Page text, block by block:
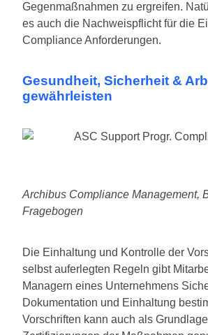
Gegenmaßnahmen zu ergreifen.
es auch die Nachweispflicht für die
Compliance Anforderungen.
Gesundheit, Sicherheit &
gewährleisten
Archibus Compliance Management,
Fragebogen
Die Einhaltung und Kontrolle der
selbst auferlegten Regeln gibt
Managern eines Unternehmens
Dokumentation und Einhaltung
Vorschriften kann auch als